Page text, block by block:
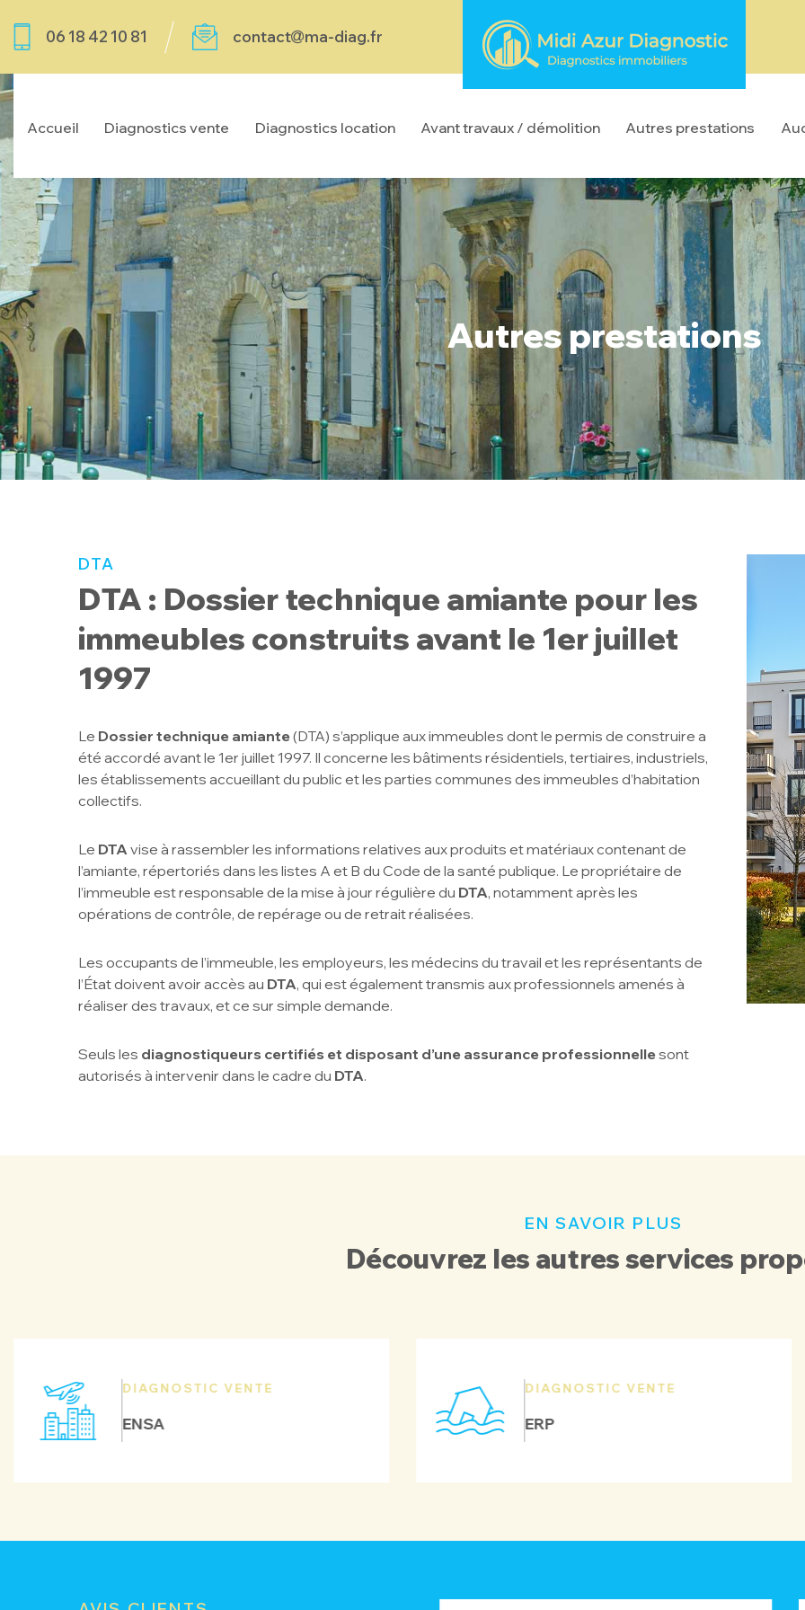
06 18 42 10 81 contact ma-diag.fr
Accueil Diagnostics vente Diagnostics location Avant travaux / démolition Autres prestations
Autres prestations
DTA
DTA : Dossier technique amiante pour les
immeubles construits avant le 1er juillet
1997
Le Dossier technique amiante(DTA) s’applique aux immeubles dont le permis de construire a
été accordé avant le 1er juillet 1997. Il concerne les bâtiments résidentiels, tertiaires, industriels,
les établissements accueillant du public et les parties communes des immeubles d’habitation
collectifs.
Le DTA vise à rassembler les informations relatives aux produits et matériaux contenant de
l’amiante, répertoriés dans les listes A et B du Code de la santé publique. Le propriétaire de
l’immeuble est responsable de la mise à jour régulière du DTA, notamment après les
opérations de contrôle, de repérage ou de retrait réalisées.
Les occupants de l’immeuble, les employeurs, les médecins du travail et les représentants de
l’État doivent avoir accès au DTA, qui est également transmis aux professionnels amenés à
réaliser des travaux, et ce sur simple demande.
Seuls les diagnostiqueurs certifiés et disposant d’une assurance professionnellesont
autorisés à intervenir dans le cadre du DTA.
EN SAVOIR PLUS
Découvrez les autres services
DIAGNOSTIC VENTE
ENSA
DIAGNOSTIC VENTE
ERP